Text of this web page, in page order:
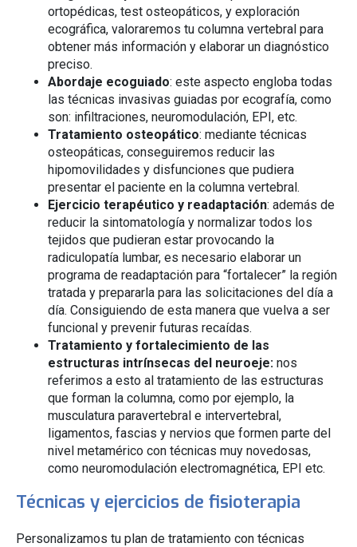
ortopédicas, test osteopáticos, y exploración
ecográfica, valoraremos tu columna vertebral para
obtener más información y elaborar un diagnóstico
preciso.
Abordaje ecoguiado: este aspecto engloba todas
las técnicas invasivas guiadas por ecografía, como
son: infiltraciones, neuromodulación, EPI, etc.
Tratamiento osteopático: mediante técnicas
osteopáticas, conseguiremos reducir las
hipomovilidades y disfunciones que pudiera
presentar el paciente en la columna vertebral.
Ejercicio terapéutico y readaptación: además de
reducir la sintomatología y normalizar todos los
tejidos que pudieran estar provocando la
radiculopatía lumbar, es necesario elaborar un
programa de readaptación para “fortalecer” la región
tratada y prepararla para las solicitaciones del día a
día. Consiguiendo de esta manera que vuelva a ser
funcional y prevenir futuras recaídas.
Tratamiento y fortalecimiento de las
estructuras intrínsecas del neuroeje: nos
referimos a esto al tratamiento de las estructuras
que forman la columna, como por ejemplo, la
musculatura paravertebral e intervertebral,
ligamentos, fascias y nervios que formen parte del
nivel metamérico con técnicas muy novedosas,
como neuromodulación electromagnética, EPI etc.
Técnicas y ejercicios de fisioterapia
Personalizamos tu plan de tratamiento con técnicas